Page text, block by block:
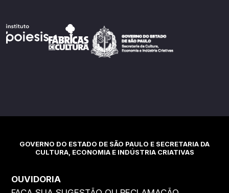
GOVERNO DO ESTADO DE SÃO PAULO E SECRETARIA DA
CULTURA, ECONOMIA E INDÚSTRIA CRIATIVAS
OUVIDORIA